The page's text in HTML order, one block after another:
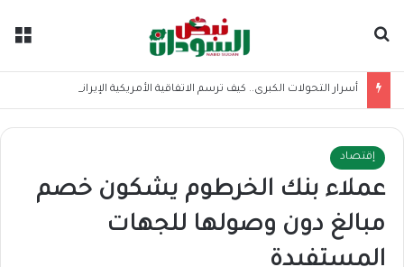
إقتصاد
عملاء بنك الخرطوم يشكون خصم
مبالغ دون وصولها للجهات